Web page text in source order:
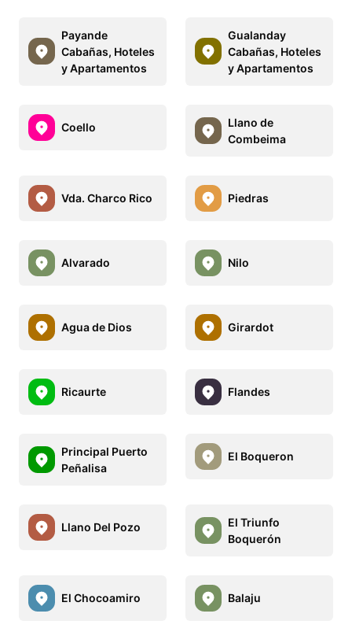
Payande
Cabañas, Hoteles
y Apartamentos
Gualanday
Cabañas, Hoteles
y Apartamentos
Coello
Llano de
Combeima
Vda. Charco Rico Piedras
Alvarado Nilo
Agua de Dios Girardot
Ricaurte Flandes
Principal Puerto
Peñalisa
El Boqueron
Llano Del Pozo
El Triunfo
Boquerón
El Chocoamiro Balaju